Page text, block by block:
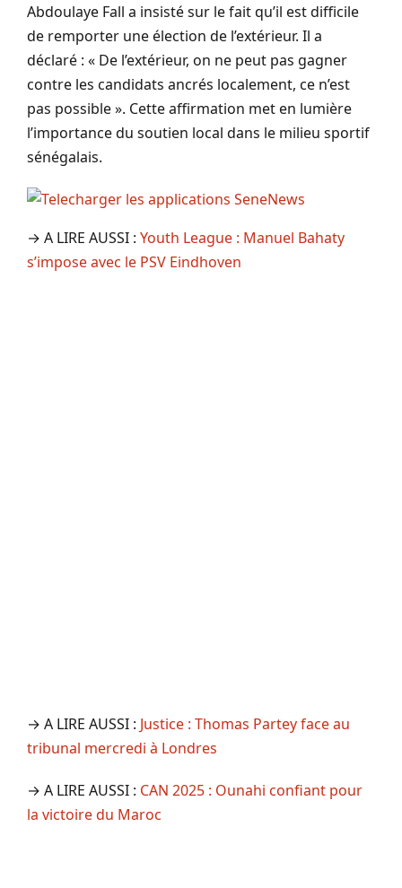
Abdoulaye Fall a insisté sur le fait qu’il est difficile
de remporter une élection de l’extérieur. Il a
déclaré : « De l’extérieur, on ne peut pas gagner
contre les candidats ancrés localement, ce n’est
pas possible ». Cette affirmation met en lumière
l’importance du soutien local dans le milieu sportif
sénégalais.
→ A LIRE AUSSI : Youth League : Manuel Bahaty
s’impose avec le PSV Eindhoven
→ A LIRE AUSSI : Justice : Thomas Partey face au
tribunal mercredi à Londres
→ A LIRE AUSSI : CAN 2025 : Ounahi confiant pour
la victoire du Maroc